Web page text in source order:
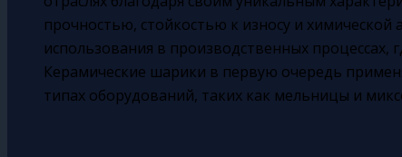
Поиск
прочностью, стойкостью к износу и
использования в производственных процессах,
Керамические шарики в первую очередь
типах оборудований, таких как мельницы и